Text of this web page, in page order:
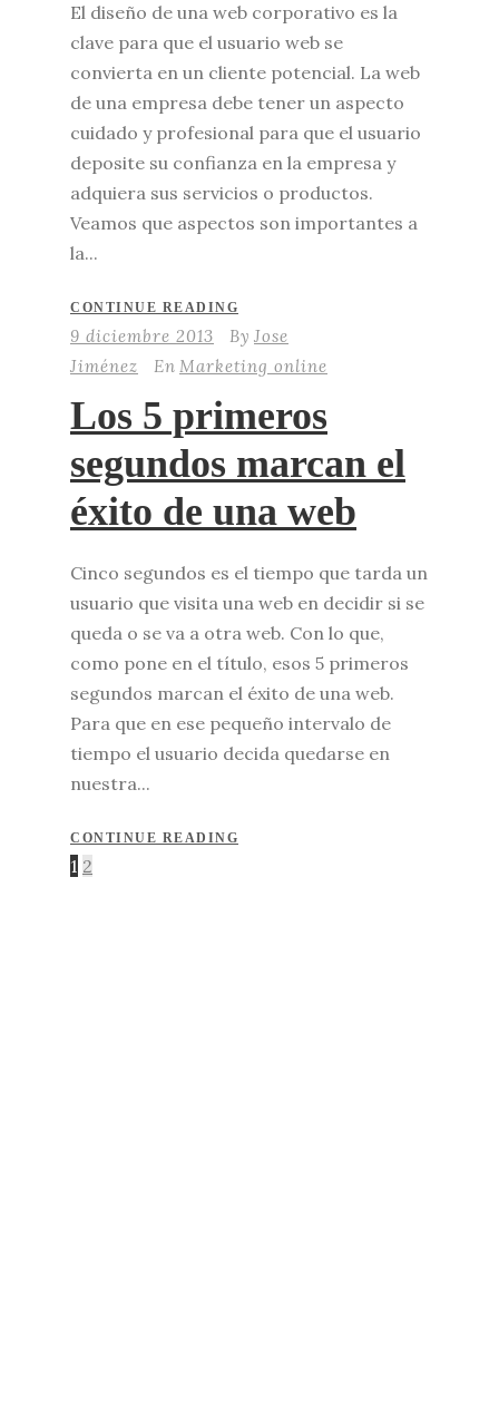
El diseño de una web corporativo es la
clave para que el usuario web se
convierta en un cliente potencial. La web
de una empresa debe tener un aspecto
cuidado y profesional para que el usuario
deposite su confianza en la empresa y
adquiera sus servicios o productos.
Veamos que aspectos son importantes a
la...
CONTINUE READING
9 diciembre 2013 By Jose
Jiménez
En Marketing online
Los 5 primeros
segundos marcan el
éxito de una web
Cinco segundos es el tiempo que tarda un
usuario que visita una web en decidir si se
queda o se va a otra web. Con lo que,
como pone en el título, esos 5 primeros
segundos marcan el éxito de una web.
Para que en ese pequeño intervalo de
tiempo el usuario decida quedarse en
nuestra...
CONTINUE READING
1 2